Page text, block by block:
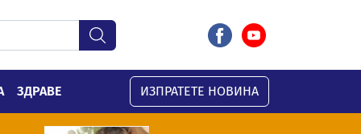
ЗДРАВЕ ИЗПРАТЕТЕ НОВИНА